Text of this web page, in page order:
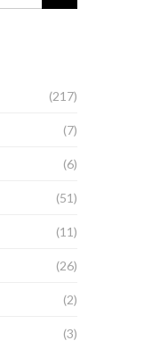
(217)
(7)
(6)
(51)
(11)
(26)
(2)
(3)